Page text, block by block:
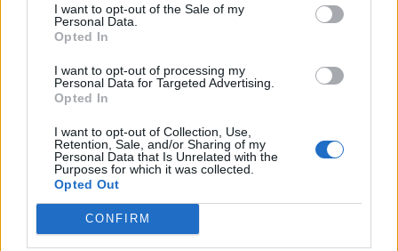
I want to opt-out of the Sale of my
Personal Data.
Opted In
I want to opt-out of processing my
Personal Data for Targeted Advertising.
Opted In
I want to opt-out of Collection, Use,
Retention, Sale, and/or Sharing of my
Personal Data that Is Unrelated with the
Purposes for which it was collected.
Opted Out
CONFIRM
HANWHA ONEX ΗΠΑ
ΝΑΥΠΗΓΕΙΑ ΕΛΕΥΣΙΝΑΣ
ΥΠΟΒΡΥΧΙΑ